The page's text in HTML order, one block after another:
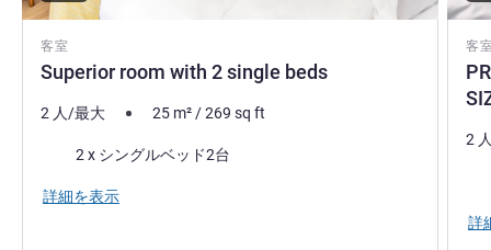
客室
Superior room with 2 single beds
2 人/最大 25 m²/269 sq ft
2 x シングルベッド2台
詳細を表示
客
2
詳